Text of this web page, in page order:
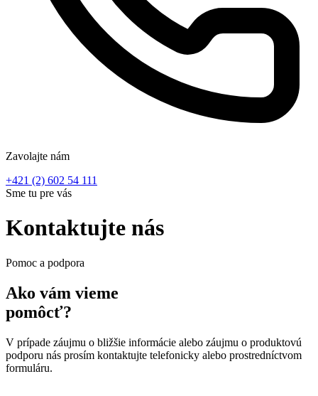
Zavolajte nám
+421 (2) 602 54 111
Sme tu pre vás
Kontaktujte nás
Pomoc a podpora
Ako vám vieme
pomôcť?
V prípade záujmu o bližšie informácie alebo záujmu o produktovú
podporu nás prosím kontaktujte telefonicky alebo prostredníctvom
formuláru.